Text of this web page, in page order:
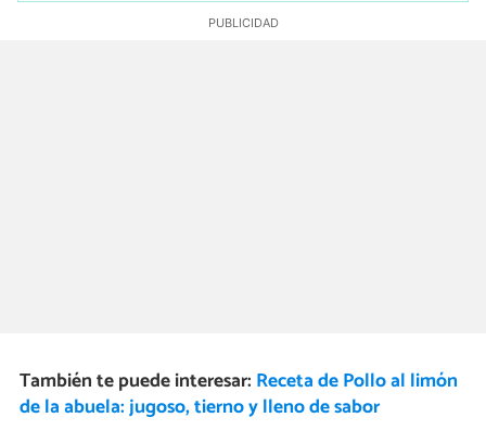
También te puede interesar: Receta de Pollo al limón
de la abuela: jugoso, tierno y lleno de sabor